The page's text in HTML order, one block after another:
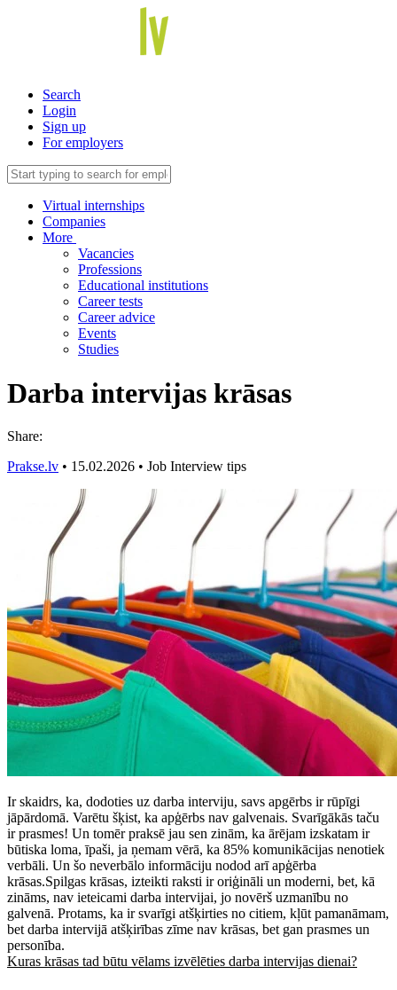
Search
Login
Sign up
For employers
Virtual internships
Companies
More
Vacancies
Professions
Educational institutions
Career tests
Career advice
Events
Studies
Darba intervijas krāsas
Share:
Prakse.lv • 15.02.2026 • Job Interview tips
Ir skaidrs, ka, dodoties uz darba interviju, savs apgērbs ir rūpīgi
jāpārdomā. Varētu šķist, ka apģērbs nav galvenais. Svarīgākās taču
ir prasmes! Un tomēr praksē jau sen zinām, ka ārējam izskatam ir
būtiska loma, īpaši, ja ņemam vērā, ka 85% komunikācijas nenotiek
verbāli. Un šo neverbālo informāciju nodod arī apģērba
krāsas.Spilgas krāsas, izteikti raksti ir oriģināli un moderni, bet, kā
zināms, nav ieteicami darba intervijai, jo novērš uzmanību no
galvenā. Protams, ka ir svarīgi atšķirties no citiem, kļūt pamanāmam,
bet darba intervijā atšķirības zīme nav krāsas, bet gan prasmes un
personība.
Kuras krāsas tad būtu vēlams izvēlēties darba intervijas dienai?